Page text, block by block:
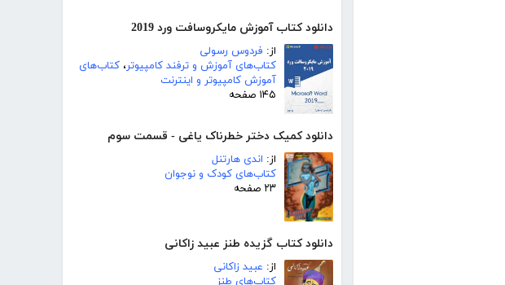
دانلود کتاب آموزش مایکروسافت ورد 2019
از: فردوس رسولی
کتاب‌های آموزش و ترفند کامپیوتر، کتاب‌های
آموزش کامپیوتر و اینترنت
۱۴۵ صفحه
دانلود کمیک دختر خطرناک یاغی - قسمت سوم
از: اندی هارتنل
کتاب‌های کودک و نوجوان
۲۳ صفحه
دانلود کتاب گزیده طنز عبید زاکانی
از: عبید زاکانی
کتاب‌های طنز